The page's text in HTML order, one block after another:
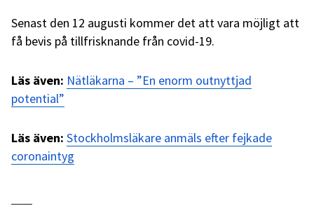
Senast den 12 augusti kommer det att vara möjligt att
få bevis på tillfrisknande från covid-19.
Läs även: Nätläkarna – ”En enorm outnyttjad
potential”
Läs även: Stockholmsläkare anmäls efter fejkade
coronaintyg